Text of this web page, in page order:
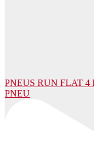
PNEUS RUN FLAT 4
PNEU